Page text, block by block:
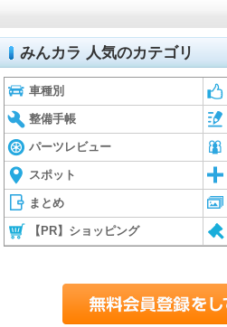
みんカラ 人気のカテゴリ
車種別
整備手帳
パーツレビュー
スポット
まとめ
【PR】ショッピング